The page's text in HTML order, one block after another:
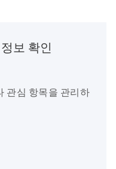
보 확인
관심 항목을 관리하